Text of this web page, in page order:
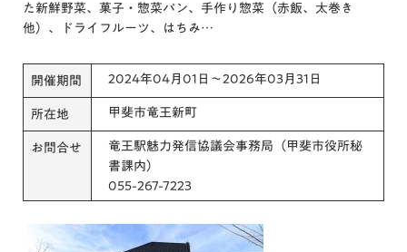
た新鮮野菜、菓子・惣菜パン、手作り惣菜（赤飯、太巻き
他）、ドライフルーツ、はちみ…
開催期間 2024年04月01日～2026年03月31日
所在地 甲斐市竜王新町
お問合せ
竜王駅魅力発信協議会事務局（甲斐市役所秘
書課内）
055-267-7223